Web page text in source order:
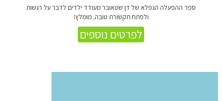
ספר ההפעלה הנפלא של דן שטאובר מעודד ילדים לדבר על רגשות
ולפתח תקשורת טובה. מומלץ!
לפרטים נוספים